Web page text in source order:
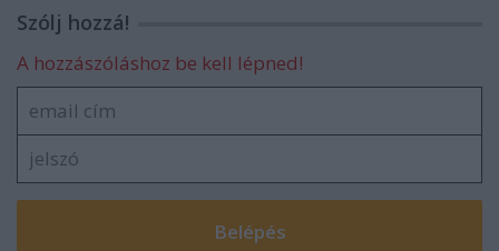
Szólj hozzá!
A hozzászóláshoz be kell lépned!